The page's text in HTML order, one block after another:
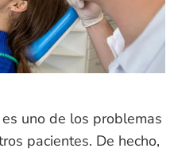
uno de los problemas
pacientes. De hecho,